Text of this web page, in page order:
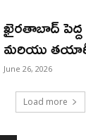
ఖైరతాబాద్
మరియు తయారీ
June 26, 2026
Load more